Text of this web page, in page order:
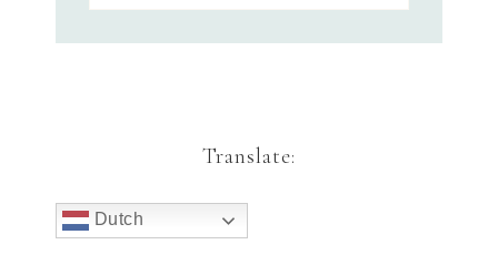
Translate:
Dutch